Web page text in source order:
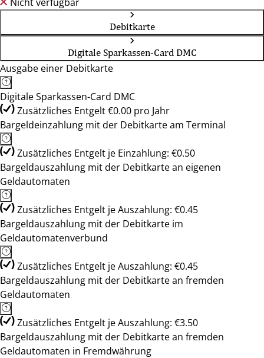
Debitkarte
Digitale Sparkassen-Card DMC
Ausgabe einer Debitkarte
Digitale Sparkassen-Card DMC
Zusätzliches Entgelt €0.00 pro Jahr
Bargeldeinzahlung mit der Debitkarte am Terminal
Zusätzliches Entgelt je Einzahlung: €0.50
Bargeldauszahlung mit der Debitkarte an eigenen
Geldautomaten
Zusätzliches Entgelt je Auszahlung: €0.45
Bargeldauszahlung mit der Debitkarte im
Geldautomatenverbund
Zusätzliches Entgelt je Auszahlung: €0.45
Bargeldauszahlung mit der Debitkarte an fremden
Geldautomaten
Zusätzliches Entgelt je Auszahlung: €3.50
Bargeldauszahlung mit der Debitkarte an fremden
Geldautomaten in Fremdwährung